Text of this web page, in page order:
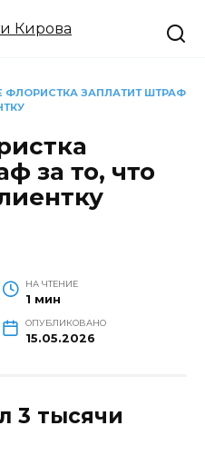
ФЛОРИСТКА ЗАПЛАТИТ ШТРАФ
за то, что
НА ЧТЕНИЕ
1 мин
ОПУБЛИКОВАНО
15.05.2026
3 тысячи